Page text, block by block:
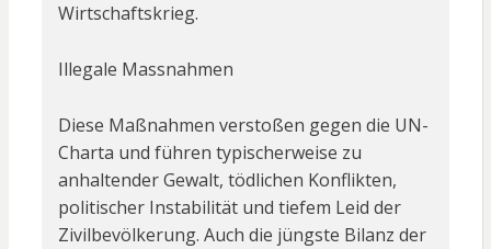
Wirtschaftskrieg.
Illegale Massnahmen
Diese Maßnahmen verstoßen gegen die UN-
Charta und führen typischerweise zu
anhaltender Gewalt, tödlichen Konflikten,
politischer Instabilität und tiefem Leid der
Zivilbevölkerung. Auch die jüngste Bilanz der